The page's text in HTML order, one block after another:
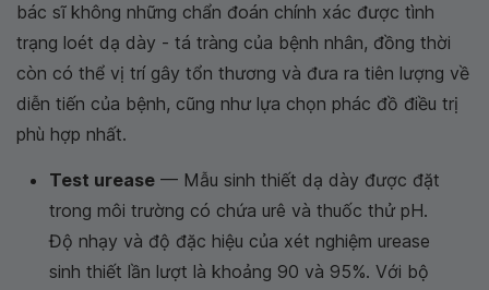
bác sĩ không những chẩn đoán chính xác được tình
trạng loét dạ dày - tá tràng của bệnh nhân, đồng thời
còn có thể vị trí gây tổn thương và đưa ra tiên lượng về
diễn tiến của bệnh, cũng như lựa chọn phác đồ điều trị
phù hợp nhất.
Test urease — Mẫu sinh thiết dạ dày được đặt
trong môi trường có chứa urê và thuốc thử pH.
Độ nhạy và độ đặc hiệu của xét nghiệm urease
sinh thiết lần lượt là khoảng 90 và 95%. Với bộ